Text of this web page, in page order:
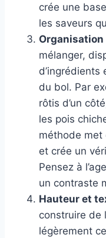
crée une
les saveurs
Organisation
mélanger,
du bol. Par
rôtis d’un
les pois
méthode met
et crée un
Pensez à
un contraste
Hauteur et
construire de
légèrement